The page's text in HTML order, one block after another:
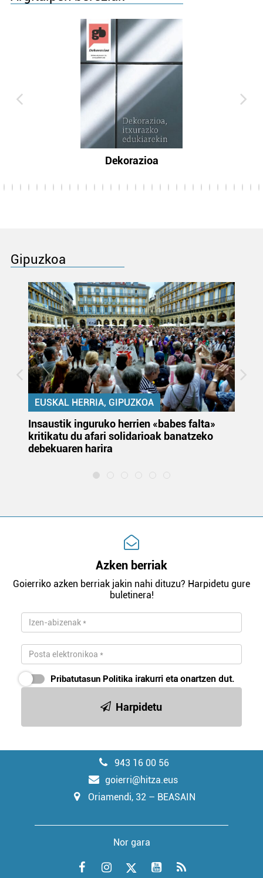
Dekorazioa
Gipuzkoa
EUSKAL HERRIA, GIPUZKOA
Insaustik inguruko herrien «babes falta»
kritikatu du afari solidarioak banatzeko
debekuaren harira
Azken berriak
Goierriko azken berriak jakin nahi dituzu? Harpidetu gure
buletinera!
Pribatutasun Politika irakurri eta onartzen dut.
Harpidetu
943 16 00 56
goierri@hitza.eus
Oriamendi, 32 – BEASAIN
Nor gara